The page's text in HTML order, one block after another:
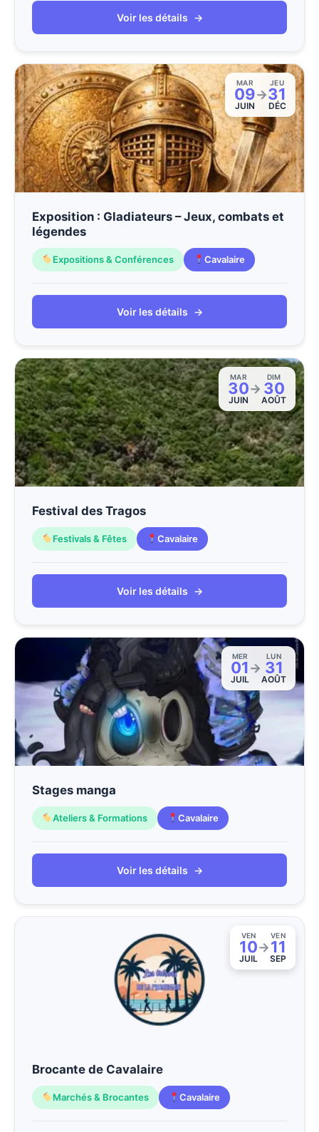
Voir les détails →
MAR
09
JUIN
→
JEU
31
DÉC
Exposition : Gladiateurs – Jeux, combats et
légendes
Expositions & Conférences Cavalaire
Voir les détails →
MAR
30
JUIN
→
DIM
30
AOÛT
Festival des Tragos
Festivals & Fêtes Cavalaire
Voir les détails →
MER
01
JUIL
→
LUN
31
AOÛT
Stages manga
Ateliers & Formations Cavalaire
Voir les détails →
VEN
10
JUIL
→
VEN
11
SEP
Brocante de Cavalaire
Marchés & Brocantes Cavalaire